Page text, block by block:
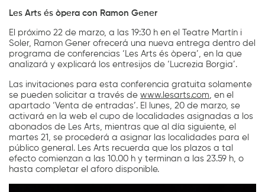
Les Arts és òpera con Ramon Gener
El próximo 22 de marzo, a las 19:30 h en el Teatre Martín i
Soler, Ramon Gener ofrecerá una nueva entrega dentro del
programa de conferencias ‘Les Arts és òpera’, en la que
analizará y explicará los entresijos de ‘Lucrezia Borgia’.
Las invitaciones para esta conferencia gratuita solamente
se pueden solicitar a través dewww.lesarts.com , en el
apartado ‘Venta de entradas’. El lunes, 20 de marzo, se
activará en la web el cupo de localidades asignadas a los
abonados de Les Arts, mientras que al día siguiente, el
martes 21, se procederá a asignar las localidades para el
público general. Les Arts recuerda que los plazos a tal
efecto comienzan a las 10.00 h y terminan a las 23.59 h, o
hasta completar el aforo disponible.